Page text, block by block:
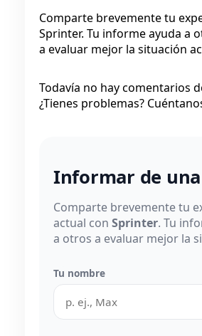
Comparte brevemente tu
Sprinter. Tu informe ayuda a
a evaluar mejor la situación
Todavía no hay comentarios
¿Tienes problemas?
Informar de
Comparte brevemente tu
actual con Sprinter. Tu
a otros a evaluar mejor la
Tu nombre